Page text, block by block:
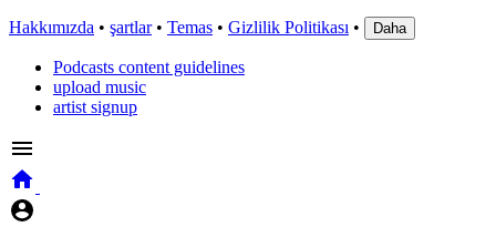
Hakkımızda • şartlar• Temas • Gizlilik Politikası • Daha
Podcasts content guidelines
upload music
artist signup